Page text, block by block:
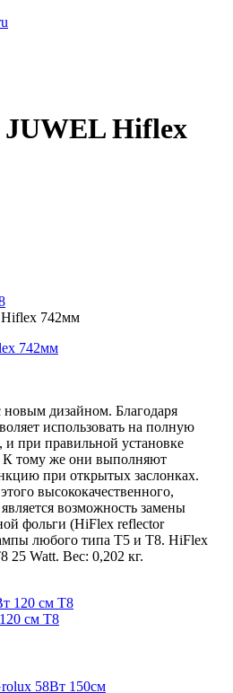
Hiflex
742мм
дизайном. Благодаря
использовать на полную
при правильной установке
К тому же они выполняют
при открытых заслонках.
высококачественного,
возможность замены
фольги (HiFlex reflector
любого типа Т5 и Т8. HiFlex
25 Watt. Вес: 0,202 кг.
см Т8